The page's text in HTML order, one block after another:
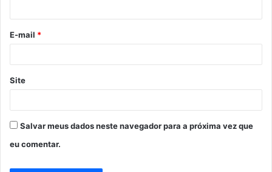
*
E-mail *
Site
Salvar meus dados neste navegador para a próxima vez que
eu comentar.